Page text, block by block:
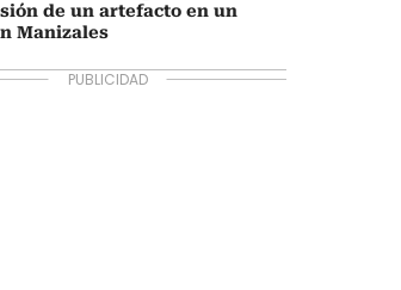
de un artefacto en un
Manizales